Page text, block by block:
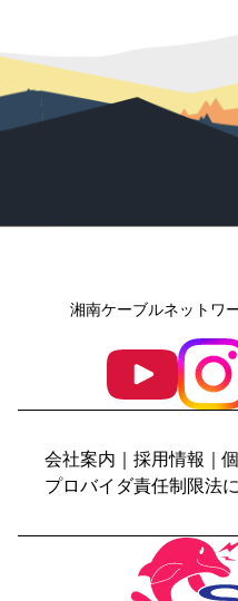
湘南ケーブルネットワ
会社案内 採用情報 ｜
プロバイダ責任制限法